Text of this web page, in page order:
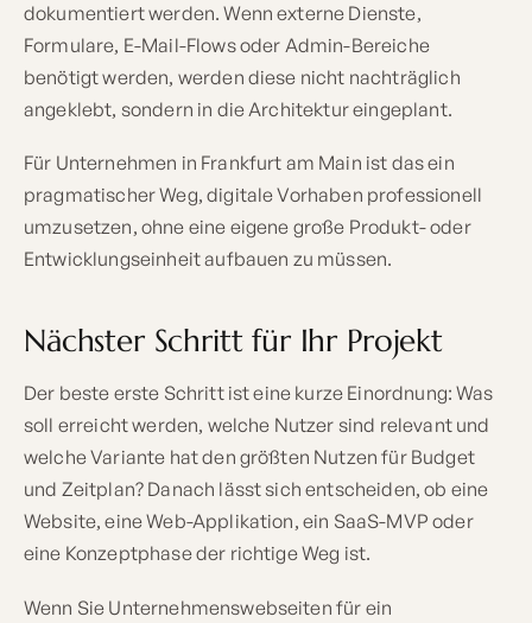
dokumentiert werden. Wenn externe Dienste,
Formulare, E-Mail-Flows oder Admin-Bereiche
benötigt werden, werden diese nicht nachträglich
angeklebt, sondern in die Architektur eingeplant.
Für Unternehmen in Frankfurt am Main ist das ein
pragmatischer Weg, digitale Vorhaben professionell
umzusetzen, ohne eine eigene große Produkt- oder
Entwicklungseinheit aufbauen zu müssen.
Nächster Schritt für Ihr Projekt
Der beste erste Schritt ist eine kurze Einordnung: Was
soll erreicht werden, welche Nutzer sind relevant und
welche Variante hat den größten Nutzen für Budget
und Zeitplan? Danach lässt sich entscheiden, ob eine
Website, eine Web-Applikation, ein SaaS-MVP oder
eine Konzeptphase der richtige Weg ist.
Wenn Sie Unternehmenswebseiten für ein